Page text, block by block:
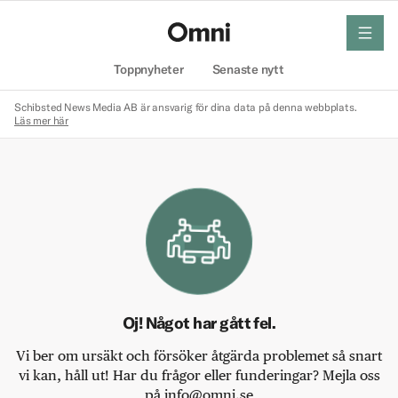
Toppnyheter Senaste nytt
meny
Schibsted News Media AB är ansvarig för dina data på denna webbplats.
Läs mer här
Oj! Något har gått fel.
Vi ber om ursäkt och försöker åtgärda problemet så snart
vi kan, håll ut! Har du frågor eller funderingar? Mejla oss